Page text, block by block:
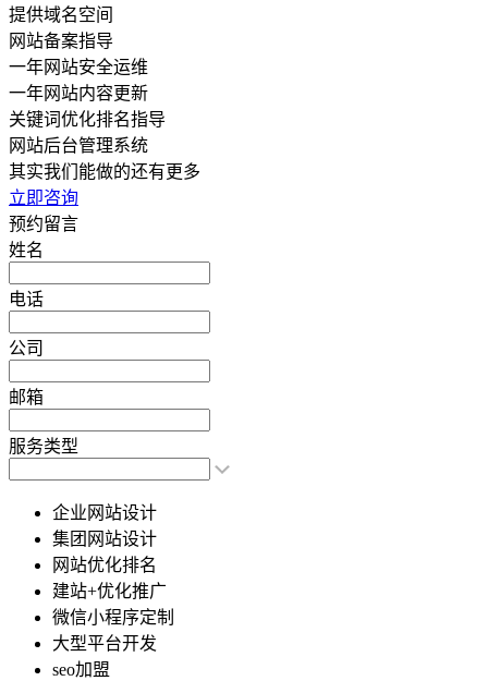
提供域名空间
网站备案指导
一年网站安全运维
一年网站内容更新
关键词优化排名指导
网站后台管理系统
其实我们能做的还有更多
立即咨询
预约留言
姓名
电话
公司
邮箱
服务类型
企业网站设计
集团网站设计
网站优化排名
建站+优化推广
微信小程序定制
大型平台开发
seo加盟